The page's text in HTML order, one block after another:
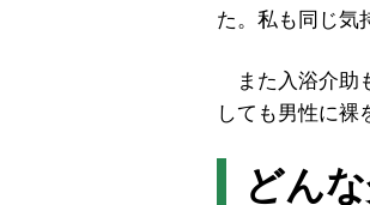
た。私も同じ気
また入浴介助
しても男性に裸
どん